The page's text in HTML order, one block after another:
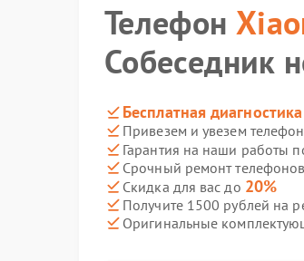
Телефон
Собеседник
Бесплатная диагностика
Привезем и увезем
Гарантия на наши работы
Срочный ремонт
Скидка для вас до 20%
Получите 1500 рублей на
Оригинальные